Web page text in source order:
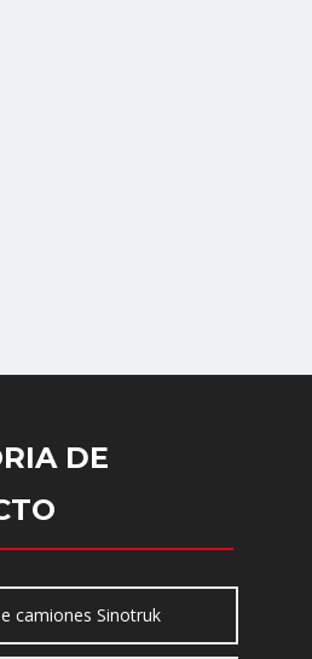
DE
camiones Sinotruk